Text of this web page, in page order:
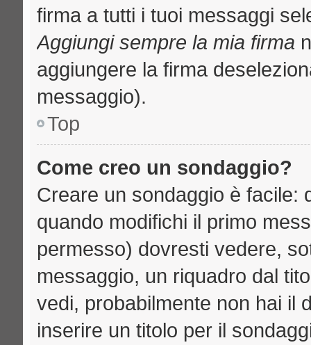
firma a tutti i tuoi messaggi
Aggiungi sempre la mia firma
aggiungere la firma
messaggio).
Top
Come creo un sondaggio?
Creare un sondaggio è facile:
quando modifichi il primo
permesso) dovresti vedere,
messaggio, un riquadro dal
vedi, probabilmente non hai il
inserire un titolo per il